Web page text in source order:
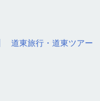
道東旅行・道東ツアー